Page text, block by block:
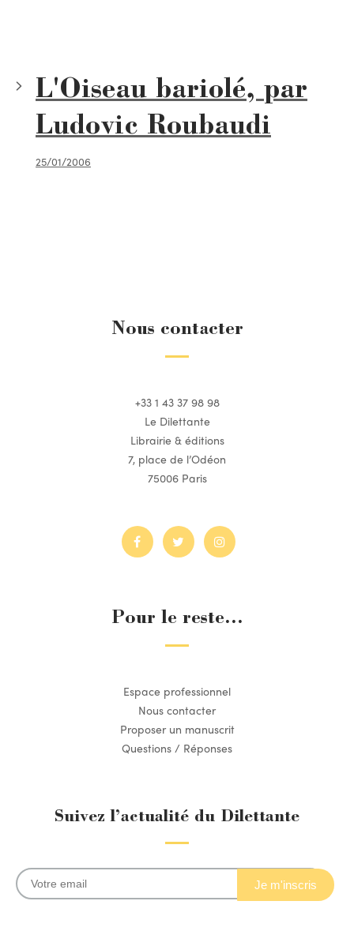
L'Oiseau bariolé, par
Ludovic Roubaudi
25/01/2006
Nous contacter
+33 1 43 37 98 98
Le Dilettante
Librairie & éditions
7, place de l’Odéon
75006 Paris
Pour le reste...
Espace professionnel
Nous contacter
Proposer un manuscrit
Questions / Réponses
Suivez l’actualité du Dilettante